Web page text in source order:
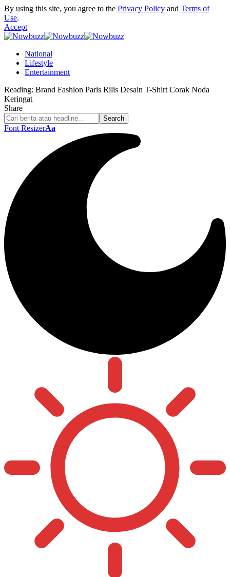
By using this site, you agree to the Privacy Policy and Terms of
Use.
Accept
National
Lifestyle
Entertainment
Reading: Brand Fashion Paris Rilis Desain T-Shirt Corak Noda
Keringat
Share
Font ResizerAa